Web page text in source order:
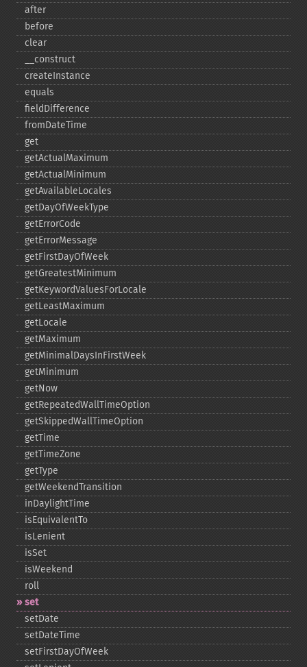
after
before
clear
_​_​construct
createInstance
equals
fieldDifference
fromDateTime
get
getActualMaximum
getActualMinimum
getAvailableLocales
getDayOfWeekType
getErrorCode
getErrorMessage
getFirstDayOfWeek
getGreatestMinimum
getKeywordValuesForLocale
getLeastMaximum
getLocale
getMaximum
getMinimalDaysInFirstWeek
getMinimum
getNow
getRepeatedWallTimeOption
getSkippedWallTimeOption
getTime
getTimeZone
getType
getWeekendTransition
inDaylightTime
isEquivalentTo
isLenient
isSet
isWeekend
roll
set
setDate
setDateTime
setFirstDayOfWeek